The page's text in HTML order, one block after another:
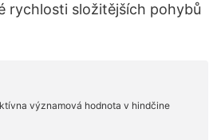
rychlosti složitějších pohybů